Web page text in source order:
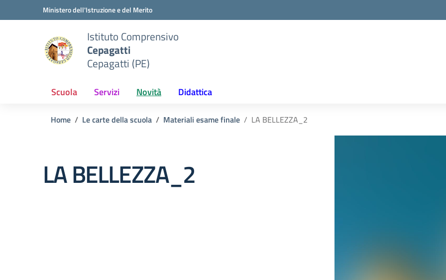
Vai ai contenuti
Vai al menu di navigazioneMinistero dell'Istruzione e del Merito
Istituto Comprensivo
Cepagatti
Cepagatti (PE)
Scuola Servizi Novità Didattica
Home Le carte della scuola Materiali esame finale LA BELLEZZA_2
LA BELLEZZA_2